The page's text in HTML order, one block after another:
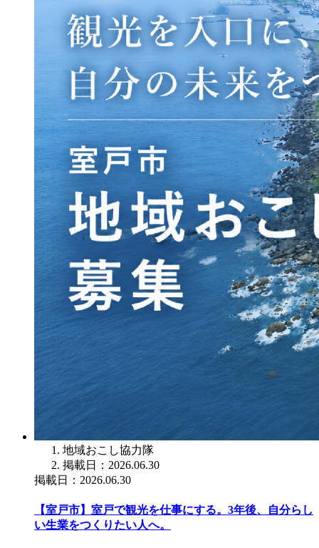
地域おこし協力隊
掲載日：2026.06.30
掲載日：2026.06.30
【室戸市】室戸で観光を仕事にする。3年後、自分らし
い生業をつくりたい人へ。